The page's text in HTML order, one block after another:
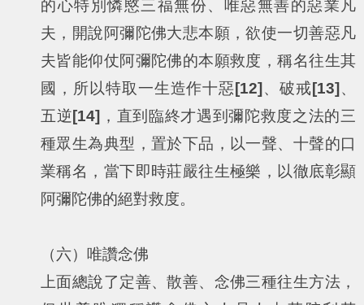
的心特別憐愍三福無份、唯惡無善的惡業凡
夫，開說阿彌陀佛大悲本願，欲使一切善惡凡
夫皆能仰仗阿彌陀佛的本願救度，稱名往生其
國，所以特取一生造作十惡[12] 、破戒[13] 、
五逆[14] ，直到臨終才遇到彌陀救度之法的三
種眾生為典型，置於下品，以一聲、十聲的口
業稱名，當下即時莊嚴往生極樂，以徹底彰顯
阿彌陀佛的絕對救度。
（六）唯讚念佛
上面總說了定善、散善、念佛三種往生方法，